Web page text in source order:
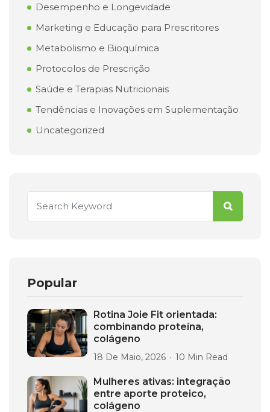
Desempenho e Longevidade
Marketing e Educação para Prescritores
Metabolismo e Bioquímica
Protocolos de Prescrição
Saúde e Terapias Nutricionais
Tendências e Inovações em Suplementação
Uncategorized
Popular
Rotina Joie Fit orientada:
combinando proteína,
colágeno
18 De Maio, 2026 10 Min Read
Mulheres ativas: integração
entre aporte proteico,
colágeno